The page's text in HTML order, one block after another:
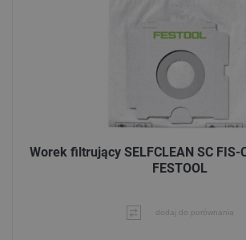
Worek filtrujący SELFCLEAN SC
FESTOOL
dodaj do porównania